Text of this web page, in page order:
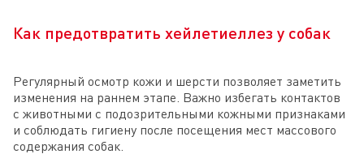
Как предотвратить хейлетиеллез у собак
Регулярный осмотр кожи и шерсти позволяет заметить
изменения на раннем этапе. Важно избегать контактов
с животными с подозрительными кожными признаками
и соблюдать гигиену после посещения мест массового
содержания собак.